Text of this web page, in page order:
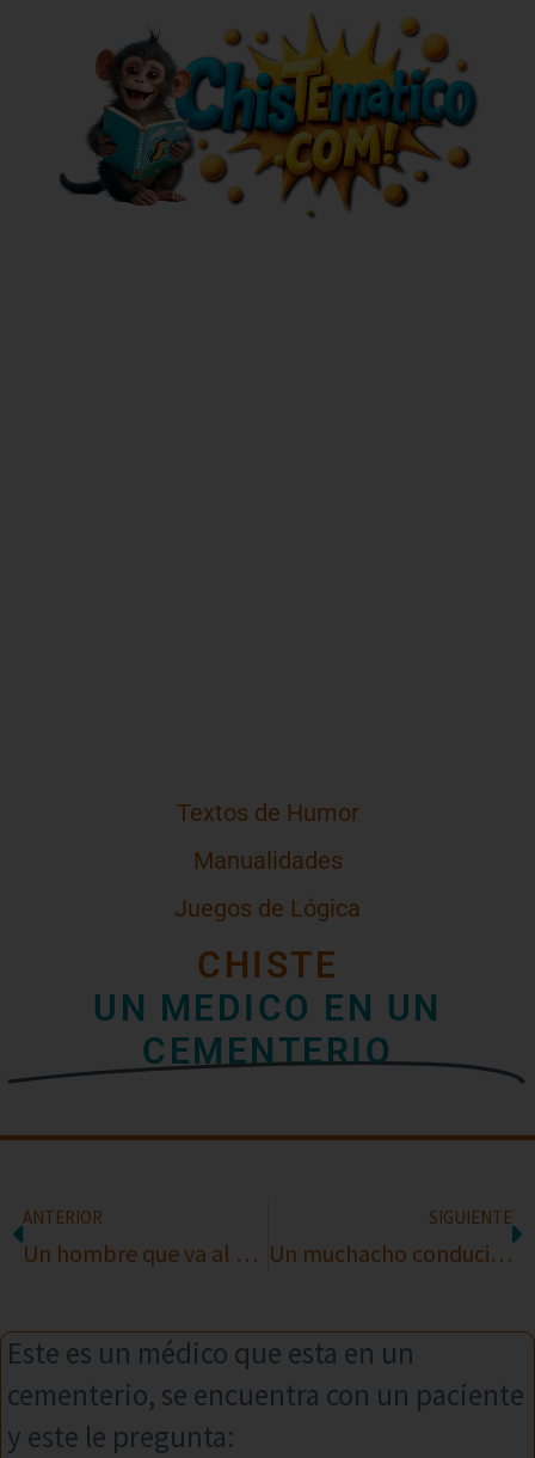
Textos de Humor
Manualidades
Juegos de Lógica
CHISTE
UN MEDICO EN UN
CEMENTERIO
ANTERIOR
Un hombre que va al médico
SIGUIENTE
Un muchacho conduciendo una motocicleta a 100 km/h
Este es un médico que esta en un
cementerio, se encuentra con un paciente
y este le pregunta: